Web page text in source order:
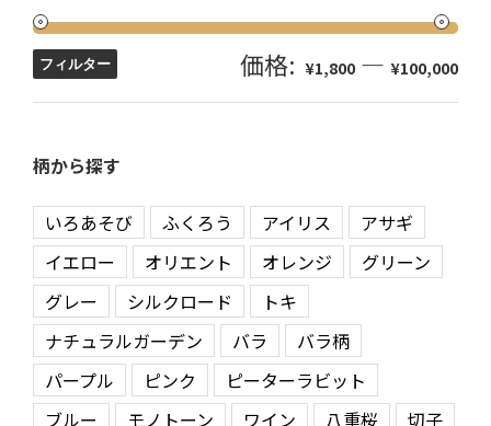
フィルター 価格: ¥1,800 — ¥100,000
柄から探す
いろあそび ふくろう アイリス
アサギ
イエロー
オリエント オレンジ
グリーン
グレー
シルクロード
トキ
ナチュラルガーデン
バラ
バラ柄
パープル
ピンク
ピーターラビット
ブルー
モノトーン ワイン 八重桜 切子